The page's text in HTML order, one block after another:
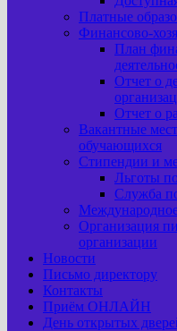
Платные
Финансово-
План
Отчет о
Отчет о
Вакантные
обучающихся
Стипендии и
Льготы
Служба
Организация
организации
Новости
Письмо директору
Контакты
Приём ОНЛАЙН
День открытых